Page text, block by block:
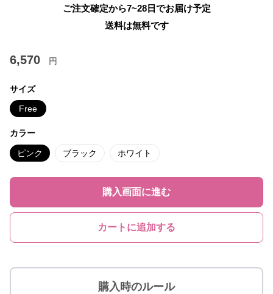
ご注文確定から7~28日でお届け予定
送料は無料です
6,570 円
サイズ
Free
カラー
ピンク ブラック ホワイト
購入画面に進む
カートに追加する
購入時のルール